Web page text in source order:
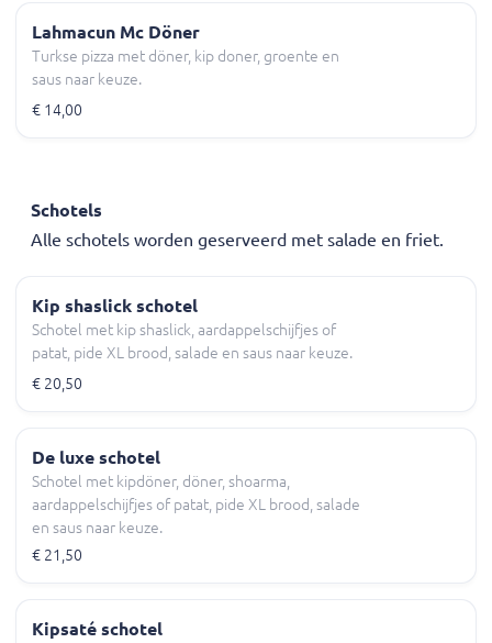
Lahmacun Mc Döner
Turkse pizza met döner, kip doner, groente en
saus naar keuze.
€ 14,00
Schotels
Alle schotels worden geserveerd met salade en friet.
Kip shaslick schotel
Schotel met kip shaslick, aardappelschijfjes of
patat, pide XL brood, salade en saus naar keuze.
€ 20,50
De luxe schotel
Schotel met kipdöner, döner, shoarma,
aardappelschijfjes of patat, pide XL brood, salade
en saus naar keuze.
€ 21,50
Kipsaté schotel